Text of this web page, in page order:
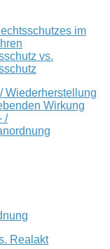
im
vs.
Wiederherstellung
Wirkung
/
Realakt